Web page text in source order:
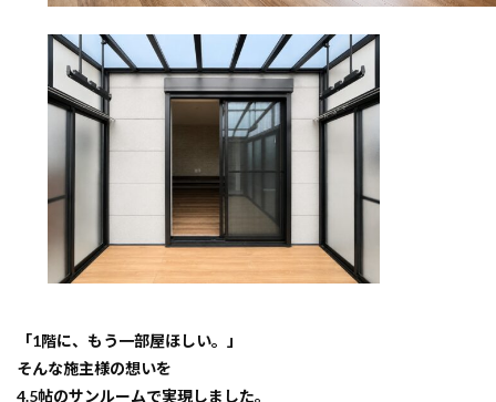
「1階に、もう一部屋ほしい。」
そんな施主様の想いを
4.5帖のサンルームで実現しました。